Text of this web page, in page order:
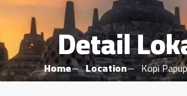
Detail
Home Location Kopi